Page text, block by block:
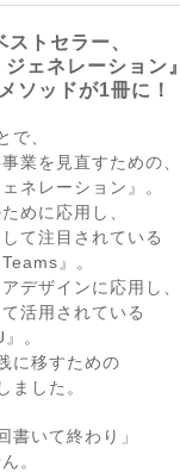
トセラー、
ェネレーション』
ソッドが1冊に！
で、
業を見直すための、
ネレーション』。
めに応用し、
て注目されている
』。
デザインに応用し、
活用されている
。
に移すための
ました。
書いて終わり」
。